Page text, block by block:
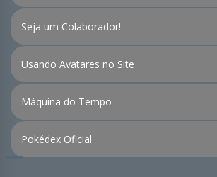
Seja um Colaborador!
Usando Avatares no Site
Máquina do Tempo
Pokédex Oficial